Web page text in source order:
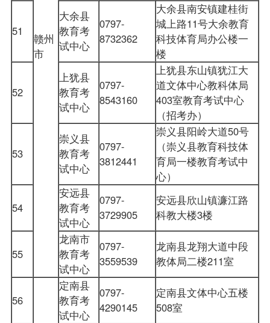
赣州
市
51
大余县
教育考
试中心
0797-
8732362
大余县南安镇建桂街
城上路11号大余教育
科技体育局办公楼一
楼
52
上犹县
教育考
试中心
0797-
8543160
上犹县东山镇犹江大
道文体中心教科体局
403室教育考试中心
（招考办）
53
崇义县
教育考
试中心
0797-
3812441
崇义县阳岭大道50号
（崇义县教育科技体
育局一楼教育考试中
心）
54
安远县
教育考
试中心
0797-
3729905
安远县欣山镇濂江路
科教大楼3楼
55
龙南市
教育考
试中心
0797-
3559539
龙南县龙翔大道中段
教体局二楼211室
56
定南县
教育考
试中心
0797-
4290145
定南县文体中心五楼
508室